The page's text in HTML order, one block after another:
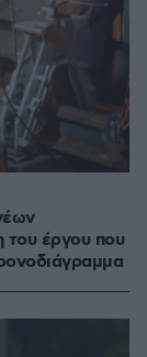
του έργου που